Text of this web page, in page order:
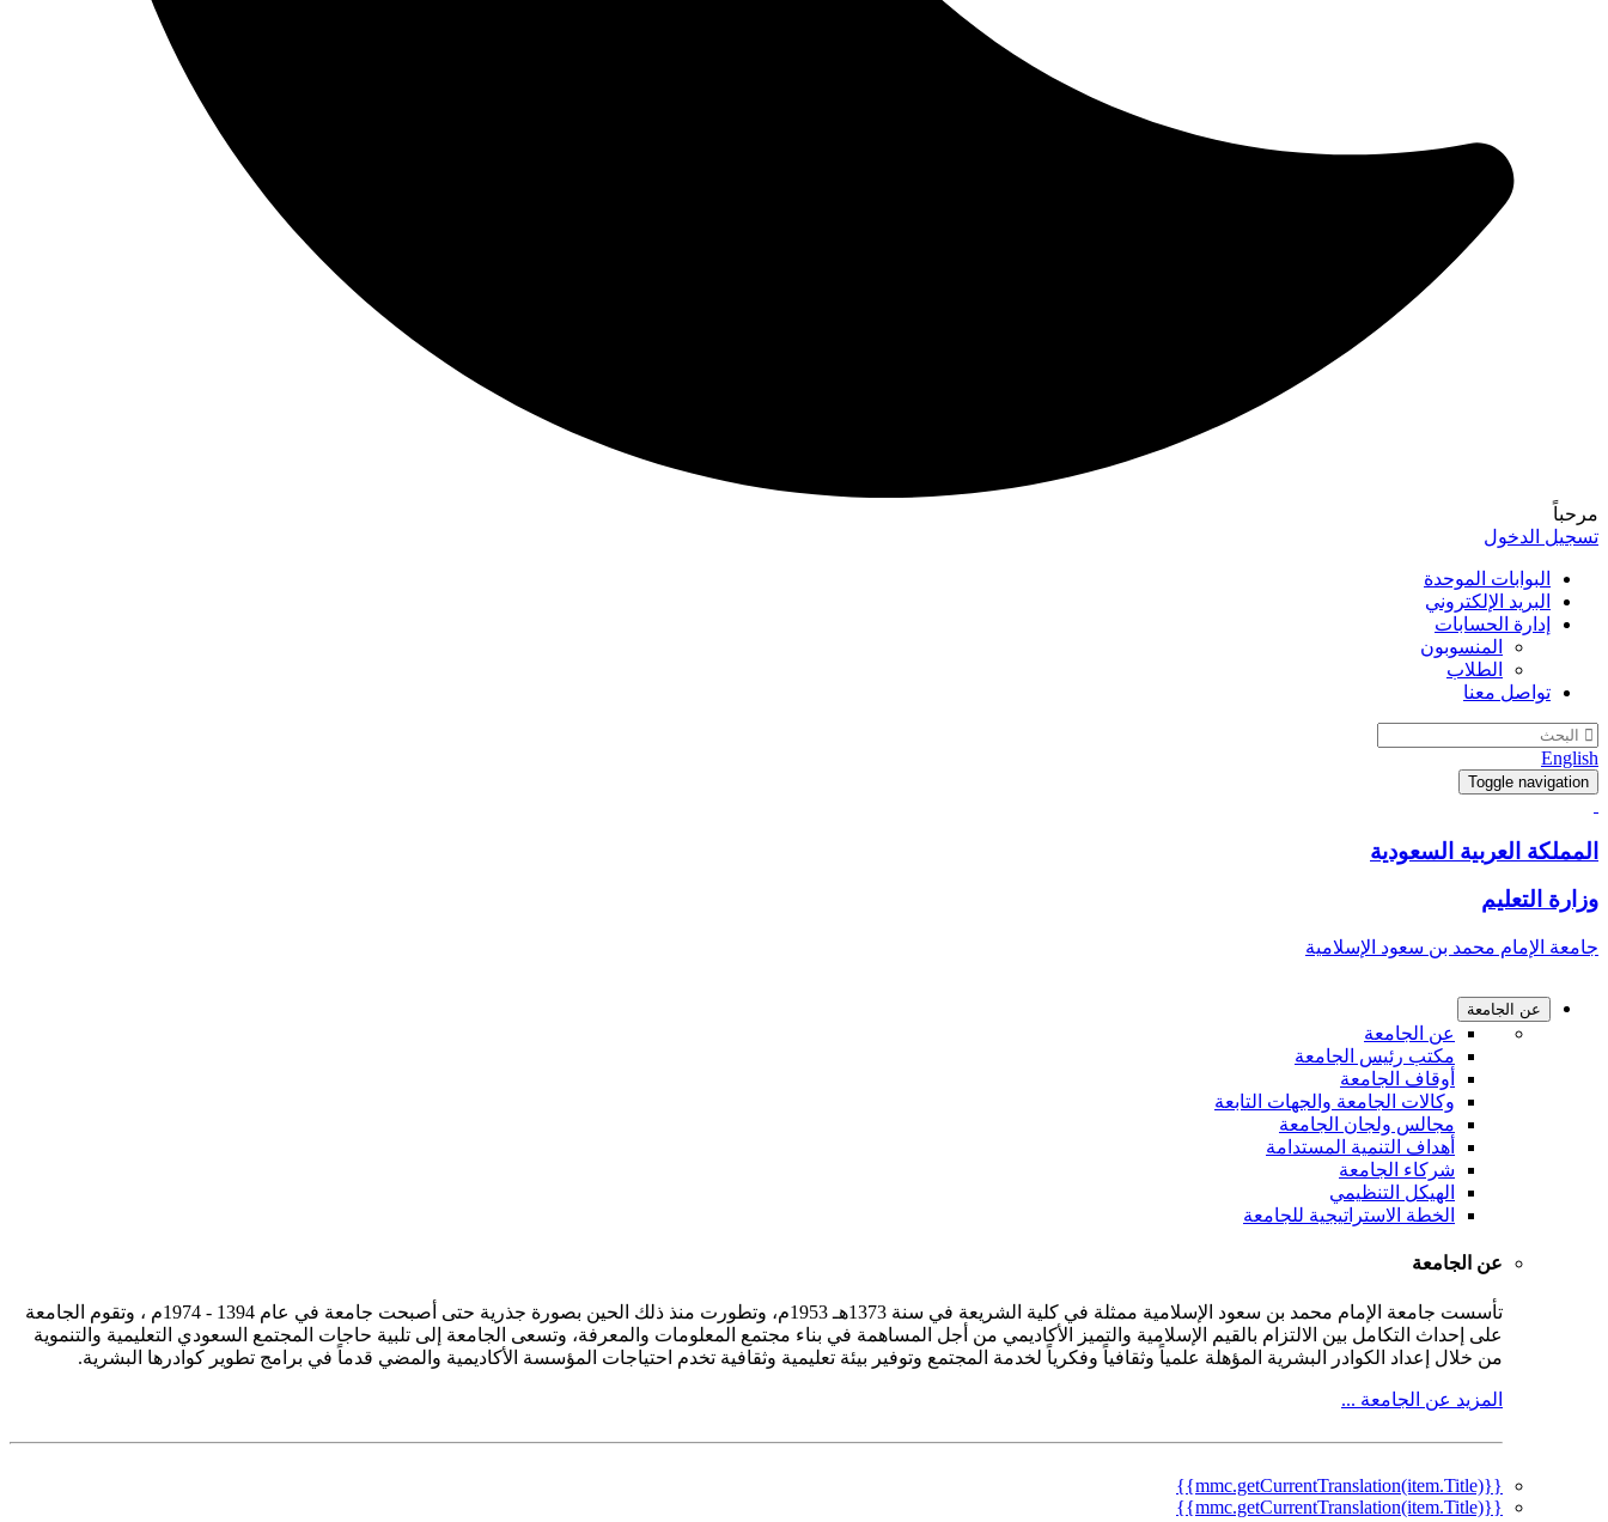
مرحباً
تسجيل الدخول
البوابات الموحدة
البريد الإلكتروني
إدارة الحسابات
المنسوبون
الطلاب
تواصل معنا
English
Toggle navigation
المملكة العربية السعودية
وزارة التعليم
جامعة الإمام محمد بن سعود الإسلامية
عن الجامعة
عن الجامعة
مكتب رئيس الجامعة
أوقاف الجامعة
وكالات الجامعة والجهات التابعة
مجالس ولجان الجامعة
أهداف التنمية المستدامة
شركاء الجامعة
الهيكل التنظيمي
الخطة الاستراتيجية للجامعة
عن الجامعة
تأسست جامعة الإمام محمد بن سعود الإسلامية ممثلة في كلية الشريعة في سنة 1373هـ 1953م، وتطورت منذ ذلك الحين بصورة جذرية حتى أصبحت جامعة في عام 1394 - 1974م ، وتقوم الجامعة
على إحداث التكامل بين الالتزام بالقيم الإسلامية والتميز الأكاديمي من أجل المساهمة في بناء مجتمع المعلومات والمعرفة، وتسعى الجامعة إلى تلبية حاجات المجتمع السعودي التعليمية والتنموية
من خلال إعداد الكوادر البشرية المؤهلة علمياً وثقافياً وفكرياً لخدمة المجتمع وتوفير بيئة تعليمية وثقافية تخدم احتياجات المؤسسة الأكاديمية والمضي قدماً في برامج تطوير كوادرها البشرية.
المزيد عن الجامعة ...
{{mmc.getCurrentTranslation(item.Title)}}
{{mmc.getCurrentTranslation(item.Title)}}